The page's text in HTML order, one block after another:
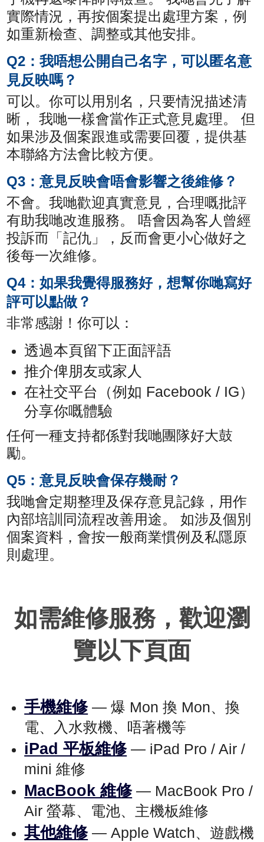
實際情況，再按個案提出處理方案，例
如重新檢查、調整或其他安排。
Q2：我唔想公開自己名字，可以匿名意
見反映嗎？
可以。你可以用別名，只要情況描述清
晰， 我哋一樣會當作正式意見處理。 但
如果涉及個案跟進或需要回覆，提供基
本聯絡方法會比較方便。
Q3：意見反映會唔會影響之後維修？
不會。我哋歡迎真實意見，合理嘅批評
有助我哋改進服務。 唔會因為客人曾經
投訴而「記仇」，反而會更小心做好之
後每一次維修。
Q4：如果我覺得服務好，想幫你哋寫好
評可以點做？
非常感謝！你可以：
透過本頁留下正面評語
推介俾朋友或家人
在社交平台（例如 Facebook / IG）
分享你嘅體驗
任何一種支持都係對我哋團隊好大鼓
勵。
Q5：意見反映會保存幾耐？
我哋會定期整理及保存意見記錄，用作
內部培訓同流程改善用途。 如涉及個別
個案資料，會按一般商業慣例及私隱原
則處理。
如需維修服務，歡迎瀏
覽以下頁面
手機維修— 爆 Mon 換 Mon、換
電、入水救機、唔著機等
iPad 平板維修— iPad Pro / Air /
mini 維修
MacBook 維修— MacBook Pro /
Air 螢幕、電池、主機板維修
其他維修— Apple Watch、遊戲機